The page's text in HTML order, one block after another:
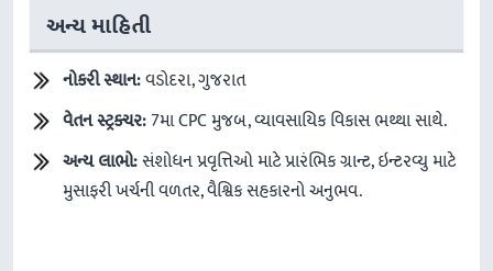
અન્ય માહિતી
નોકરી સ્થાન:વડોદરા, ગુજરાત
વેતન સ્ટ્રક્ચર:7મા CPC મુજબ, વ્યાવસાયિક વિકાસ ભથ્થા સાથે.
અન્ય લાભો:સંશોધન પ્રવૃત્તિઓ માટે પ્રારંભિક ગ્રાન્ટ, ઇન્ટરવ્યુ માટે
મુસાફરી ખર્ચની વળતર, વૈશ્વિક સહકારનો અનુભવ.